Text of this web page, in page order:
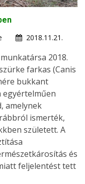
2018.11.21.
2018.
farkas (Canis
bukkant
egyértelműen
amelynek
ismerték,
született. A
és
feljelentést tett